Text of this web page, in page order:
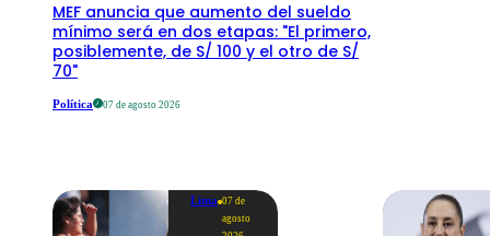
MEF anuncia que aumento del sueldo
mínimo será en dos etapas: "El primero,
posiblemente, de S/ 100 y el otro de S/
70"
Política 07 de agosto 2026
Lima 07 de
agosto